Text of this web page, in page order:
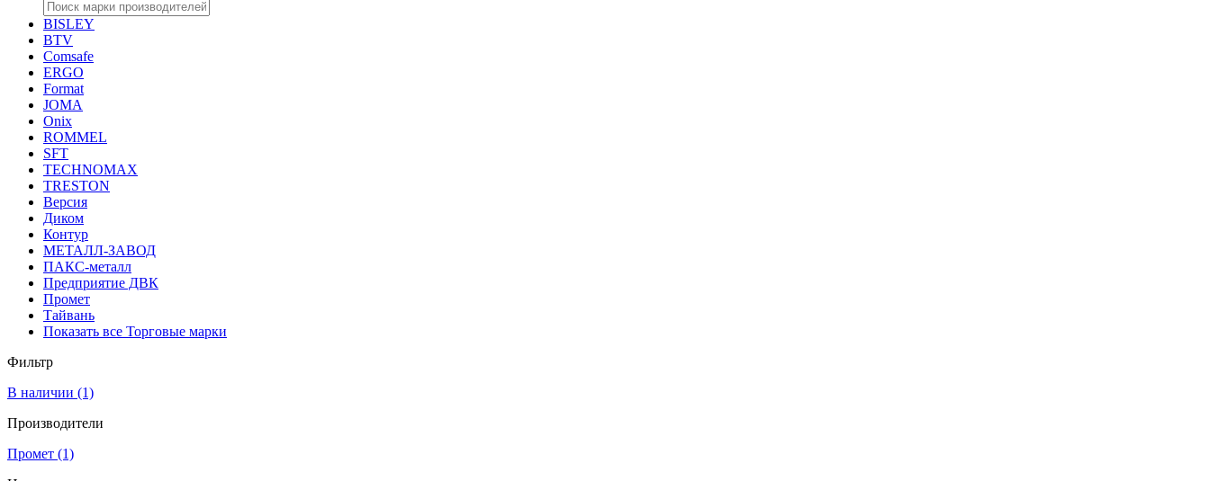
BISLEY
BTV
Comsafe
ERGO
Format
JOMA
Onix
ROMMEL
SFT
TECHNOMAX
TRESTON
Версия
Диком
Контур
МЕТАЛЛ-ЗАВОД
ПАКС-металл
Предприятие ДВК
Промет
Тайвань
Показать все Торговые марки
Фильтр
В наличии (1)
Производители
Промет (1)